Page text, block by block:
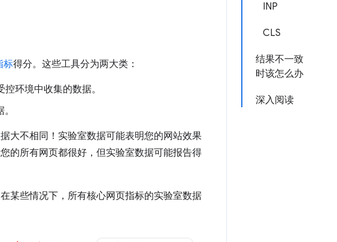
INP
CLS
结果不一致
时该怎么办
深入阅读
标得分。这些工具分为两大类：
环境中收集的数据。
大不相同！实验室数据可能表明您的网站效果
的所有网页都很好，但实验室数据可能报告得
某些情况下，所有核心网页指标的实验室数据